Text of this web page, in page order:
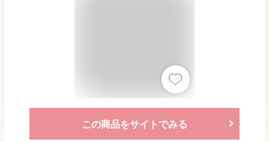
この商品をサイトでみる